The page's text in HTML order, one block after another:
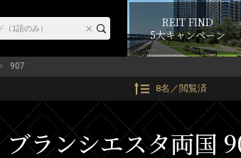
REIT FIND
5大キャンペーン
907
8名／閲覧済
ブランシエスタ両国